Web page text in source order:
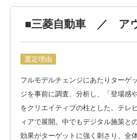
■三菱自動車 ／ ア
選定理由
フルモデルチェンジにあたりターゲ
ジを事前に調査、分析し、「登場感
をクリエイティブの柱とした。テレ
ィアで展開。中でもデジタル施策と
効果がターゲットに強く刺さり、全